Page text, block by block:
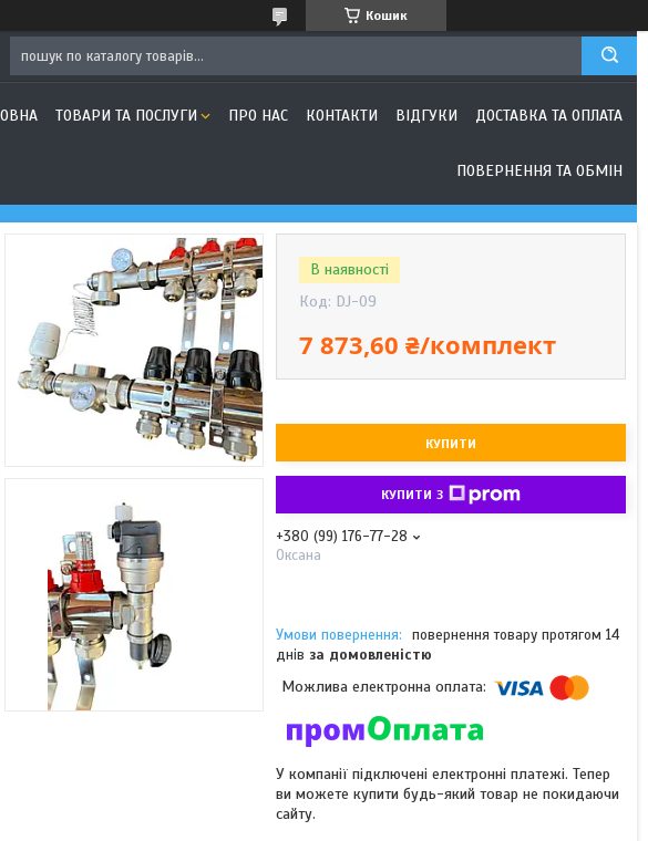
Кошик
ТОВАРИ ТА ПОСЛУГИ ПРО НАС КОНТАКТИ ВІДГУКИ ДОСТАВКА ТА ОПЛАТА
ПОВЕРНЕННЯ ТА ОБМІН
В наявності
Код: DJ-09
7 873,60 ₴/комплект
КУПИТИ
КУПИТИ З
+380 (99) 176-77-28
Оксана
повернення товару протягом 14
днів за домовленістю
У компанії підключені електронні платежі. Тепер
ви можете купити будь-який товар не покидаючи
сайту.